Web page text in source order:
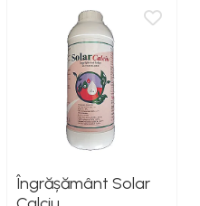
Îngrășământ Solar